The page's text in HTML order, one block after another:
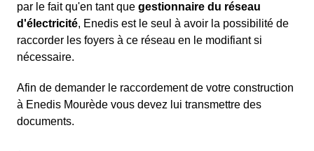
par le fait qu'en tant que gestionnaire du réseau
d'électricité, Enedis est le seul à avoir la possibilité de
raccorder les foyers à ce réseau en le modifiant si
nécessaire.
Afin de demander le raccordement de votre construction
à Enedis Mourède vous devez lui transmettre des
documents.